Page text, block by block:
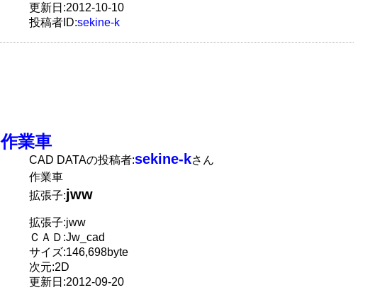
更新日:2012-10-10
投稿者ID:sekine-k
作業車
CAD DATAの投稿者:sekine-kさん
作業車
拡張子:jww
拡張子:jww
ＣＡＤ:Jw_cad
サイズ:146,698byte
次元:2D
更新日:2012-09-20